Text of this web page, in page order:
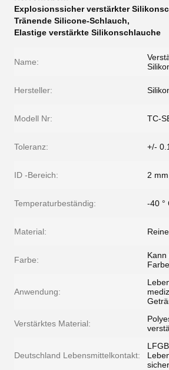
Explosionssicher verstärkter
Tränende Silicone-Schlauch,
Elastige verstärkte Silikonschlauche
Name:
Hersteller:
Modell Nr: TC-
Toleranz: +/-
ID -Bereich: 2
Temperaturbeständig: -40 °
Material:
Farbe:
Kann
Anwendung:
Verstärktes Material:
Deutschland Lebensmittelkontakt:
sicher